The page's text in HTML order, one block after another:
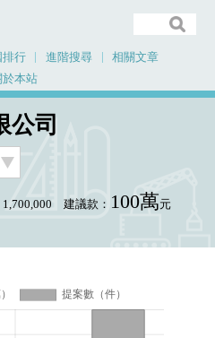
排行 進階搜尋
相關文章
於本站
公司
建議款： 100萬元